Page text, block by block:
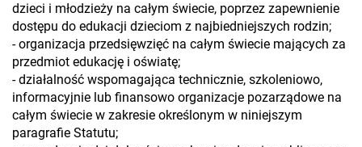
dzieci i młodzieży na całym świecie, poprzez zapewnienie
dostępu do edukacji dzieciom z najbiedniejszych rodzin;
- organizacja przedsięwzięć na całym świecie mających za
przedmiot edukację i oświatę;
- działalność wspomagająca technicznie, szkoleniowo,
informacyjnie lub finansowo organizacje pozarządowe na
całym świecie w zakresie określonym w niniejszym
paragrafie Statutu;